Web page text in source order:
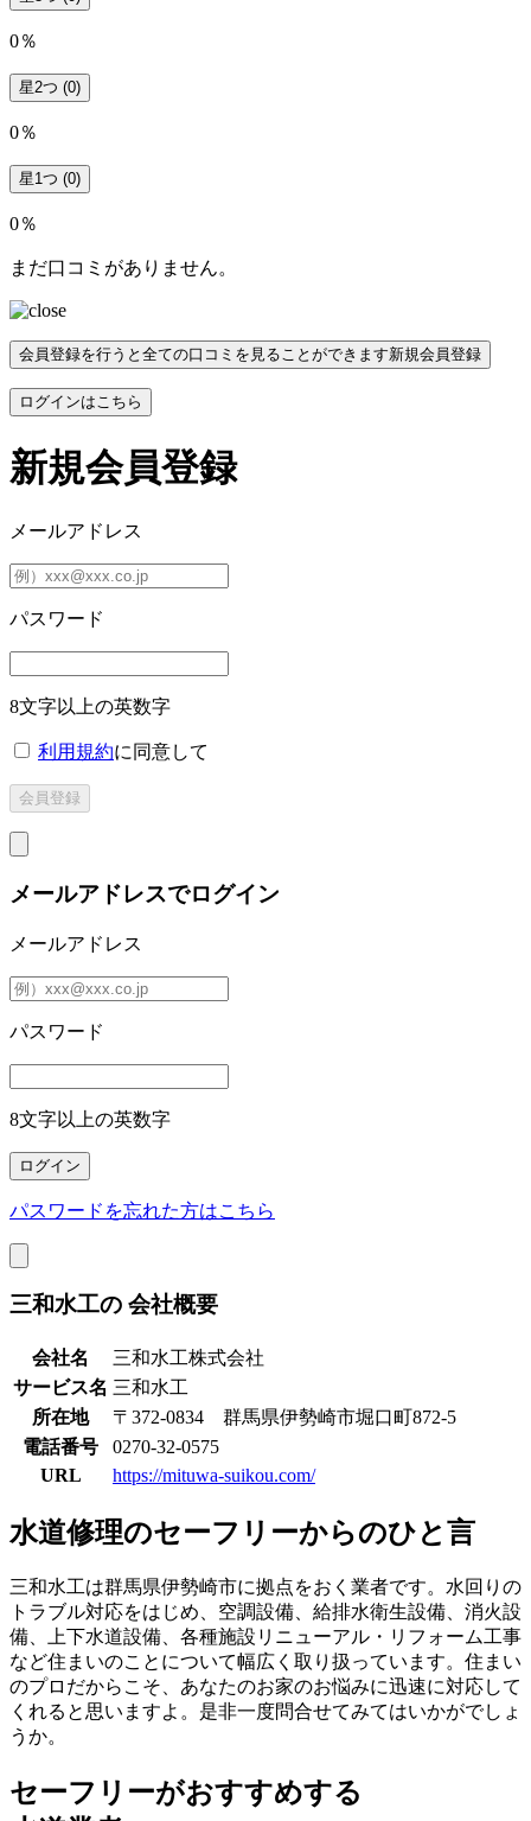
0％
星2つ (0)
0％
星1つ (0)
0％
まだ口コミがありません。
会員登録を行うと全ての口コミを見ることができます新規会員登録
ログインはこちら
新規会員登録
メールアドレス
パスワード
8文字以上の英数字
利用規約に同意して
メールアドレスでログイン
メールアドレス
パスワード
8文字以上の英数字
パスワードを忘れた方はこちら
三和水工の 会社概要
会社名
三和水工株式会社
サービス名 三和水工
所在地
〒372-0834 群馬県伊勢崎市堀口町872-5
電話番号
0270-32-0575
URL
https://mituwa-suikou.com/
水道修理のセーフリーからのひと言
三和水工は群馬県伊勢崎市に拠点をおく業者です。水回りの
トラブル対応をはじめ、空調設備、給排水衛生設備、消火設
備、上下水道設備、各種施設リニューアル・リフォーム工事
など住まいのことについて幅広く取り扱っています。住まい
のプロだからこそ、あなたのお家のお悩みに迅速に対応して
くれると思いますよ。是非一度問合せてみてはいかがでしょ
うか。
セーフリーがおすすめする